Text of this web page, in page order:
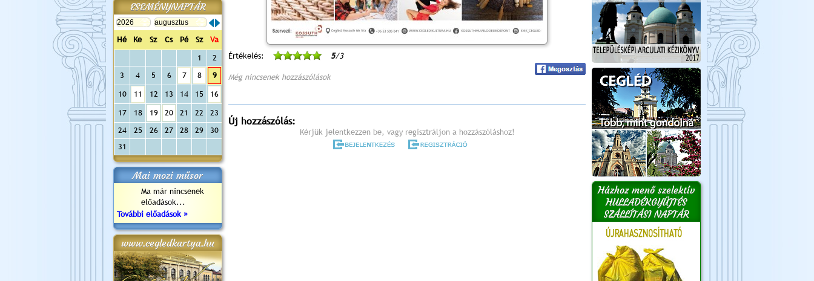
ESEMÉNYNAPTÁR
Hé Ke Sz Cs Pé Sz
Va
1
2
3
4 5 6 7 8 9
10 11 12 13 14 15 16
17 18 19 20 21 22
23
24
25 26 27 28 29
30
31
Mai mozi műsor
Ma már nincsenek
előadások...
További előadások »
www.cegledkartya.hu
Értékelés: 5/3
Még nincsenek hozzászólások
Új hozzászólás:
Kérjük jelentkezzen be, vagy regisztráljon a hozzászóláshoz!
Házhoz menő szelektív
HULLADÉKGYŰJTÉS
SZÁLLÍTÁSI NAPTÁR